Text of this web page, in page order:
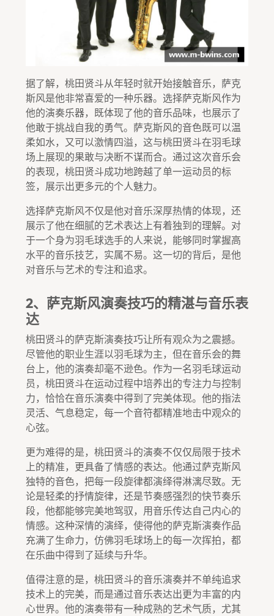
据了解，桃田贤斗从年轻时就开始接触音乐，萨克
斯风是他非常喜爱的一种乐器。选择萨克斯风作为
他的演奏乐器，既体现了他的音乐品味，也展示了
他敢于挑战自我的勇气。萨克斯风的音色既可以温
柔如水，又可以激情四溢，这与桃田贤斗在羽毛球
场上展现的果敢与决断不谋而合。通过这次音乐会
的表现，桃田贤斗成功地跨越了单一运动员的标
签，展示出更多元的个人魅力。
选择萨克斯风不仅是他对音乐深厚热情的体现，还
展示了他在细腻的艺术表达上有着独到的理解。对
于一个身为羽毛球选手的人来说，能够同时掌握高
水平的音乐技艺，实属不易。这一切的背后，是他
对音乐与艺术的专注和追求。
2、萨克斯风演奏技巧的精湛与音乐表
达
桃田贤斗的萨克斯演奏技巧让所有观众为之震撼。
尽管他的职业生涯以羽毛球为主，但在音乐会的舞
台上，他的演奏却毫不逊色。作为一名羽毛球运动
员，桃田贤斗在运动过程中培养出的专注力与控制
力，恰恰在音乐演奏中得到了完美体现。他的指法
灵活、气息稳定，每一个音符都精准地击中观众的
心弦。
更为难得的是，桃田贤斗的演奏不仅仅局限于技术
上的精准，更具备了情感的表达。他通过萨克斯风
独特的音色，把每一段旋律都演绎得淋漓尽致。无
论是轻柔的抒情旋律，还是节奏感强烈的快节奏乐
段，他都能够完美地驾驭，用音乐传达自己内心的
情感。这种深情的演绎，使得他的萨克斯演奏作品
充满了生命力，仿佛羽毛球场上的每一次挥拍，都
在乐曲中得到了延续与升华。
值得注意的是，桃田贤斗的音乐演奏并不单纯追求
技术上的完美，而是通过音乐表达出更为丰富的内
心世界。他的演奏带有一种成熟的艺术气质，尤其